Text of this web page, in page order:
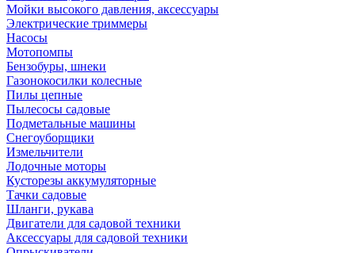
Мойки высокого давления, аксессуары
Электрические триммеры
Насосы
Мотопомпы
Бензобуры, шнеки
Газонокосилки колесные
Пилы цепные
Пылесосы садовые
Подметальные машины
Снегоуборщики
Измельчители
Лодочные моторы
Кусторезы аккумуляторные
Тачки садовые
Шланги, рукава
Двигатели для садовой техники
Аксессуары для садовой техники